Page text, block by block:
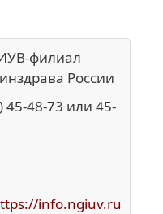
филиал
России
45-48-73 или 45-
info.ngiuv.ru